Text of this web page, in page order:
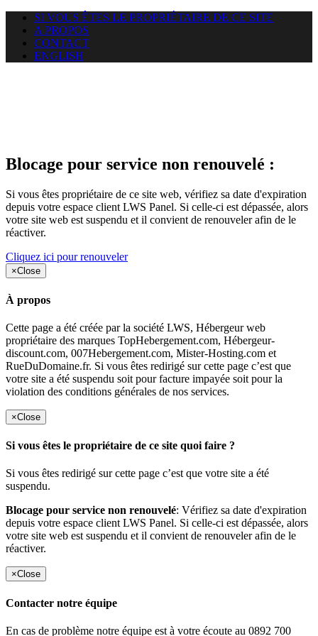
SI VOUS ÊTES LE PROPRIÉTAIRE DE CE SITE
A PROPOS
CONTACT
ENGLISH
Blocage pour service non renouvelé :
Si vous êtes propriétaire de ce site web, vérifiez sa date d'expiration
depuis votre espace client LWS Panel. Si celle-ci est dépassée, alors
votre site web est suspendu et il convient de renouveler afin de le
réactiver.
Cliquez ici pour renouveler
×Close
À propos
Cette page a été créée par la société LWS, Hébergeur web
propriétaire des marques TopHebergement.com, Hébergeur-
discount.com, 007Hebergement.com, Mister-Hosting.com et
RueDuDomaine.fr. Si vous êtes redirigé sur cette page c’est que
votre site a été suspendu soit pour facture impayée soit pour la
violation des conditions générales de nos services.
×Close
Si vous êtes le propriétaire de ce site quoi faire ?
Si vous êtes redirigé sur cette page c’est que votre site a été
suspendu.
Blocage pour service non renouvelé: Vérifiez sa date d'expiration
depuis votre espace client LWS Panel. Si celle-ci est dépassée, alors
votre site web est suspendu et il convient de renouveler afin de le
réactiver.
×Close
Contacter notre équipe
En cas de problème notre équipe est à votre écoute au 0892 700